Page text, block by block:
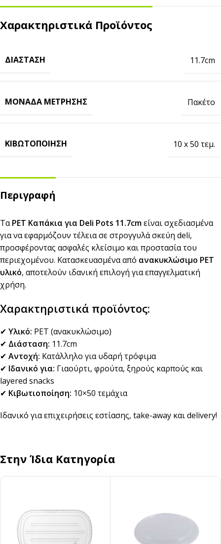
Χαρακτηριστικά Προϊόντος
ΔΙΆΣΤΑΣΗ 11.7cm
ΜΟΝΆΔΑ ΜΈΤΡΗΣΗΣ Πακέτο
ΚΙΒΩΤΟΠΟΊΗΣΗ 10 x 50 τεμ.
Περιγραφή
ΤαPET Kαπάκια για Deli Pots 11.7cmείναι σχεδιασμένα
για να εφαρμόζουν τέλεια σε στρογγυλά σκεύη deli,
προσφέροντας ασφαλές κλείσιμο και προστασία του
περιεχομένου. Κατασκευασμένα από ανακυκλώσιμο PET
υλικό, αποτελούν ιδανική επιλογή για επαγγελματική
χρήση.
Χαρακτηριστικά προϊόντος:
✔ Υλικό: PET (ανακυκλώσιμο)
✔ Διάσταση: 11.7cm
✔ Αντοχή: Κατάλληλο για υδαρή τρόφιμα
✔ Ιδανικό για: Γιαούρτι, φρούτα, ξηρούς καρπούς και
layered snacks
✔ Κιβωτιοποίηση: 10×50 τεμάχια
Ιδανικό για επιχειρήσεις εστίασης, take-away και delivery!
Στην Ίδια Κατηγορία